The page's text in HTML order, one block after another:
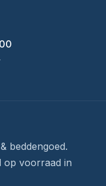
beddengoed.
op voorraad in